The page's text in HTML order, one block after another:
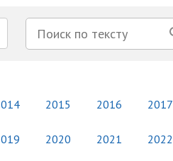
2015 2016 2017
2020 2021 2022